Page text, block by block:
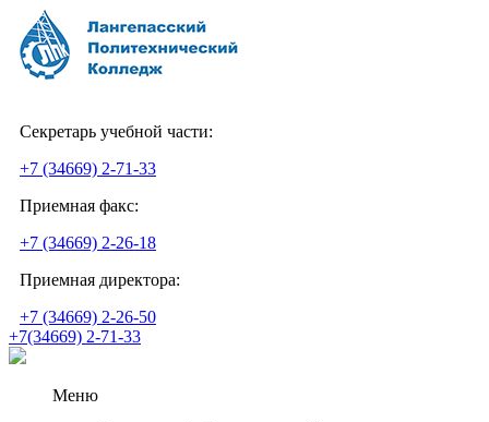
Секретарь учебной части:
+7 (34669) 2-71-33
Приемная факс:
+7 (34669) 2-26-18
Приемная директора:
+7 (34669) 2-26-50
+7(34669) 2-71-33
Меню